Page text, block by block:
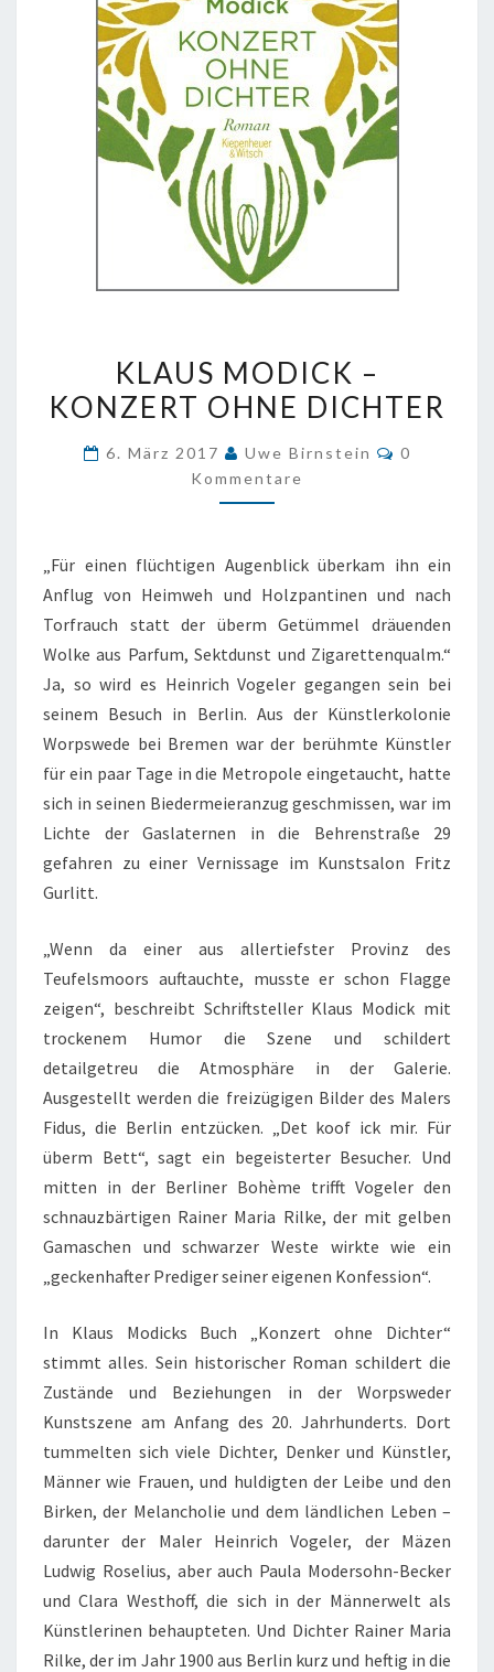
MODICK
–
DICHTER
KLAUS MODICK –
KONZERT OHNE DICHTER
6. März 2017 Uwe Birnstein
0
Kommentare
„Für einen flüchtigen Augenblick überkam ihn ein
Anflug von Heimweh und Holzpantinen und nach
Torfrauch statt der überm Getümmel dräuenden
Wolke aus Parfum, Sektdunst und Zigarettenqualm.“
Ja, so wird es Heinrich Vogeler gegangen sein bei
seinem Besuch in Berlin. Aus der Künstlerkolonie
Worpswede bei Bremen war der berühmte Künstler
für ein paar Tage in die Metropole eingetaucht, hatte
sich in seinen Biedermeieranzug geschmissen, war im
Lichte der Gaslaternen in die Behrenstraße 29
gefahren zu einer Vernissage im Kunstsalon Fritz
Gurlitt.
„Wenn da einer aus allertiefster Provinz des
Teufelsmoors auftauchte, musste er schon Flagge
zeigen“, beschreibt Schriftsteller Klaus Modick mit
trockenem Humor die Szene und schildert
detailgetreu die Atmosphäre in der Galerie.
Ausgestellt werden die freizügigen Bilder des Malers
Fidus, die Berlin entzücken. „Det koof ick mir. Für
überm Bett“, sagt ein begeisterter Besucher. Und
mitten in der Berliner Bohème trifft Vogeler den
schnauzbärtigen Rainer Maria Rilke, der mit gelben
Gamaschen und schwarzer Weste wirkte wie ein
„geckenhafter Prediger seiner eigenen Konfession“.
In Klaus Modicks Buch „Konzert ohne Dichter“
stimmt alles. Sein historischer Roman schildert die
Zustände und Beziehungen in der Worpsweder
Kunstszene am Anfang des 20. Jahrhunderts. Dort
tummelten sich viele Dichter, Denker und Künstler,
Männer wie Frauen, und huldigten der Leibe und den
Birken, der Melancholie und dem ländlichen Leben –
darunter der Maler Heinrich Vogeler, der Mäzen
Ludwig Roselius, aber auch Paula Modersohn-Becker
und Clara Westhoff, die sich in der Männerwelt als
Künstlerinen behaupteten. Und Dichter Rainer Maria
Rilke, der im Jahr 1900 aus Berlin kurz und heftig in die